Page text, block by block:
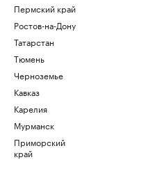
Пермский край
Ростов-на-Дону
Татарстан
Тюмень
Черноземье
Кавказ
Карелия
Мурманск
Приморский
край